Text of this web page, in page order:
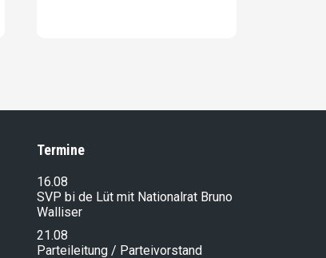
Termine
16.08
SVP bi de Lüt mit Nationalrat Bruno
Walliser
21.08
Parteileitung / Parteivorstand